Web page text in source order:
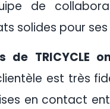
de
solides pour ses
de TRICYCLE
est très
en contact